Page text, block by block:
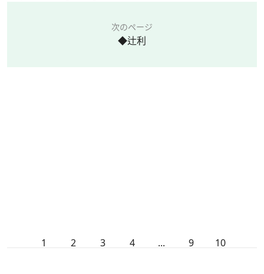
次のページ
◆辻利
1 2 3 4 ... 9 10